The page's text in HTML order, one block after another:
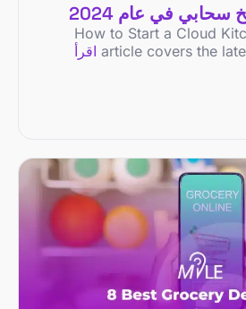
في عام 2024
How to Start a Cloud
article covers the اقرأ